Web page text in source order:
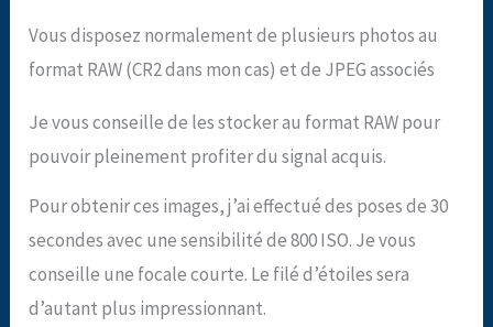
Vous disposez normalement de plusieurs photos au
format RAW (CR2 dans mon cas) et de JPEG associés
Je vous conseille de les stocker au format RAW pour
pouvoir pleinement profiter du signal acquis.
Pour obtenir ces images, j’ai effectué des poses de 30
secondes avec une sensibilité de 800 ISO. Je vous
conseille une focale courte. Le filé d’étoiles sera
d’autant plus impressionnant.